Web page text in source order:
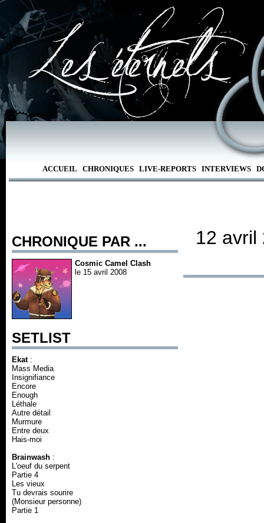
ACCUEIL CHRONIQUES LIVE-REPORTS INTERVIEWS
CHRONIQUE PAR ...
Cosmic Camel Clash
le 15 avril 2008
SETLIST
Ekat:
Mass Media
Insignifiance
Encore
Enough
Léthale
Autre détail
Murmure
Entre deux
Hais-moi
Brainwash :
L'oeuf du serpent
Partie 4
Les vieux
Tu devrais sourire
(Monsieur personne)
Partie 1
12 avril